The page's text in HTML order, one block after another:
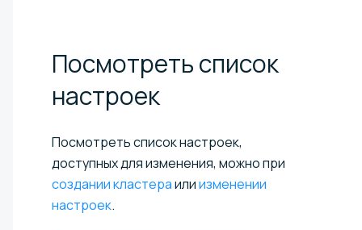
Посмотреть список
настроек
Посмотреть список настроек,
доступных для изменения, можно при
создании кластераилиизменении
настроек.